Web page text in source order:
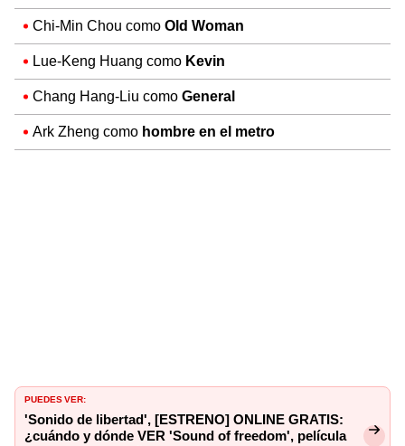
Chi-Min Chou como Old Woman
Lue-Keng Huang como Kevin
Chang Hang-Liu como General
Ark Zheng como hombre en el metro
PUEDES VER:
'Sonido de libertad', [ESTRENO] ONLINE GRATIS:
¿cuándo y dónde VER 'Sound of freedom', película